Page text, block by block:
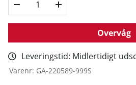
Overvåg
Leveringstid: Midlertidigt
Varenr: GA-220589-999S